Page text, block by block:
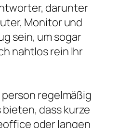
darunter
Monitor und
sein, um sogar
nahtlos rein Ihr
regelmäßig
dass kurze
oder langen